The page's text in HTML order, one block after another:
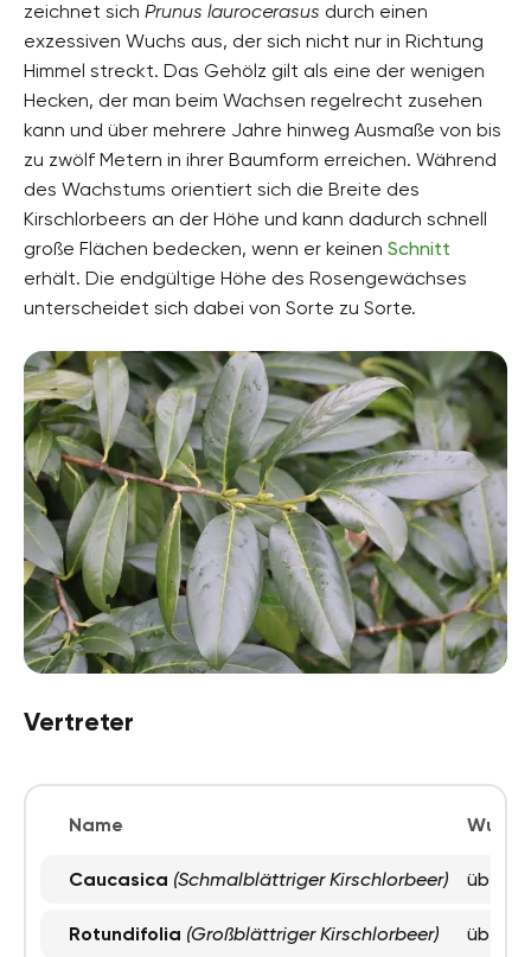
zeichnet sich Prunus laurocerasus durch einen
exzessiven Wuchs aus, der sich nicht nur in Richtung
Himmel streckt. Das Gehölz gilt als eine der wenigen
Hecken, der man beim Wachsen regelrecht zusehen
kann und über mehrere Jahre hinweg Ausmaße von bis
zu zwölf Metern in ihrer Baumform erreichen. Während
des Wachstums orientiert sich die Breite des
Kirschlorbeers an der Höhe und kann dadurch schnell
große Flächen bedecken, wenn er keinen Schnitt
erhält. Die endgültige Höhe des Rosengewächses
unterscheidet sich dabei von Sorte zu Sorte.
Vertreter
Name
Caucasica (Schmalblättriger Kirschlorbeer) über
Rotundifolia (Großblättriger Kirschlorbeer) über